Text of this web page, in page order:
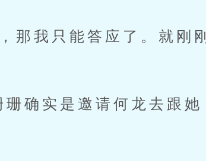
我只能答应了。就刚刚
实是邀请何龙去跟她